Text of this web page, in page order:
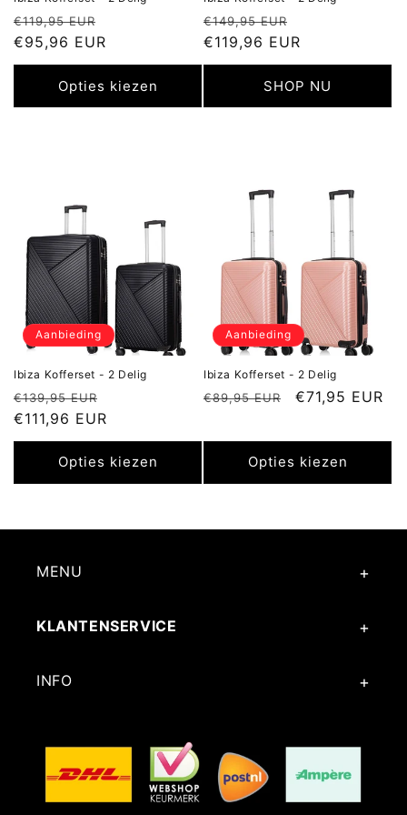
Normale
prijs
€119,95 EUR
Aanbiedingsprijs
€95,96 EUR
Opties kiezen
Normale
prijs
€149,95 EUR
€119,96 EUR
SHOP NU
Aanbieding
Ibiza Kofferset - 2 Delig
Normale
prijs
€139,95 EUR
Aanbiedingsprijs
€111,96 EUR
Opties kiezen
Aanbieding
Ibiza Kofferset - 2 Delig
Normale
€89,95 EUR €71,95 EUR
Opties kiezen
MENU
KLANTENSERVICE
INFO